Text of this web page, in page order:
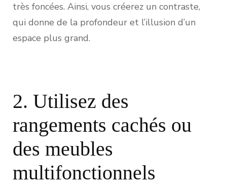
très foncées. Ainsi, vous créerez un contraste,
qui donne de la profondeur et l’illusion d’un
espace plus grand.
2. Utilisez des
rangements cachés ou
des meubles
multifonctionnels